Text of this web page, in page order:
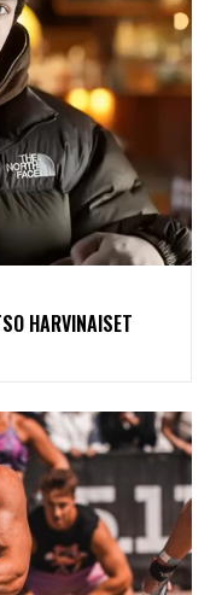
HARVINAISET